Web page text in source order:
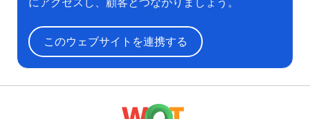
このウェブサイトを連携する